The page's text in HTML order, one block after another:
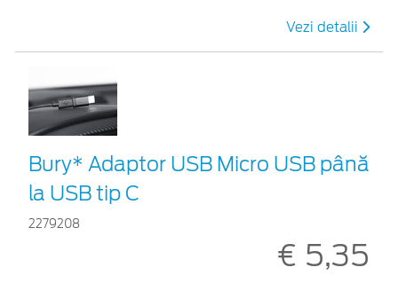
Vezi detalii
Bury* Adaptor USB Micro USB până
la USB tip C
2279208
€ 5,35